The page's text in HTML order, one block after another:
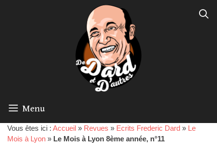
Menu
Vous êtes ici : Accueil » Revues » Ecrits Frederic Dard » Le
Mois à Lyon » Le Mois à Lyon 8ème année, n°11